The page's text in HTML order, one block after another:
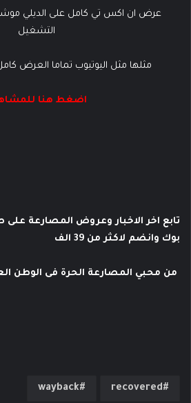
عرض ان اكس تي كامل على الديلي
التشغيل
مثلها مثل اليوتيوب تماما العرض كامل على 2
اضغط هنا
تابع اخر الاخبار وعروض المصارعة
بوك وانضم لاكثر من 39 الف
من محبي المصارعة الحرة فى الوطن
recovered
wayback